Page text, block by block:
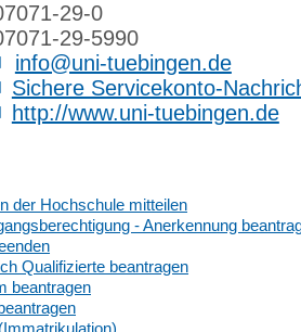
29-0
29-5990
info@uni-tuebingen.de
Sichere Servicekonto-
http://www.uni-tuebingen.de
der Hochschule mitteilen
- Anerkennung
Qualifizierte beantragen
beantragen